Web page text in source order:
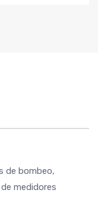
de bombeo,
medidores